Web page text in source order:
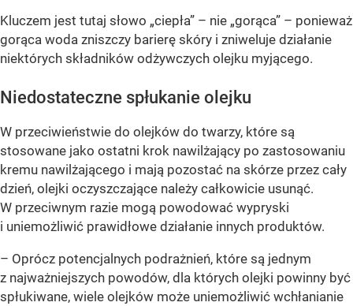
Kluczem jest tutaj słowo „ciepła” – nie „gorąca” – ponieważ
gorąca woda zniszczy barierę skóry i zniweluje działanie
niektórych składników odżywczych olejku myjącego.
Niedostateczne spłukanie olejku
W przeciwieństwie do olejków do twarzy, które są
stosowane jako ostatni krok nawilżający po zastosowaniu
kremu nawilżającego i mają pozostać na skórze przez cały
dzień, olejki oczyszczające należy całkowicie usunąć.
W przeciwnym razie mogą powodować wypryski
i uniemożliwić prawidłowe działanie innych produktów.
– Oprócz potencjalnych podrażnień, które są jednym
z najważniejszych powodów, dla których olejki powinny być
spłukiwane, wiele olejków może uniemożliwić wchłanianie